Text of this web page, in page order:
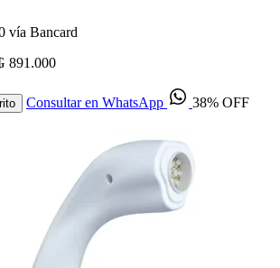
vía Bancard
891.000
Consultar en WhatsApp 38% OFF